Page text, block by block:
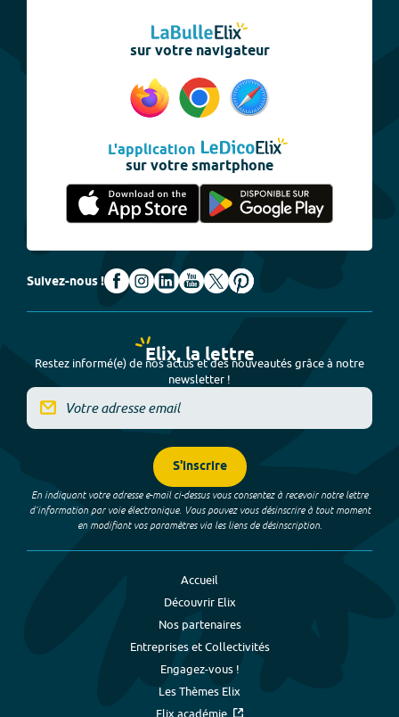
sur votre navigateur
L'application
sur votre smartphone
Suivez-nous !
Elix, la lettre
Restez informé(e) de nos actus et des nouveautés grâce à notre
newsletter !
S'inscrire
En indiquant votre adresse e-mail ci-dessus vous consentez à recevoir notre lettre
d’information par voie électronique. Vous pouvez vous désinscrire à tout moment
en modifiant vos paramètres via les liens de désinscription.
Accueil
Découvrir Elix
Nos partenaires
Entreprises et Collectivités
Engagez-vous !
Les Thèmes Elix
Elix académie